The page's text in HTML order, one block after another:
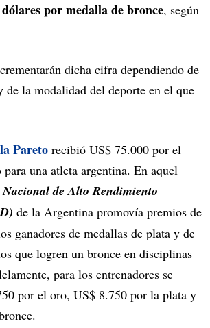
dólares por medalla de bronce, según
dicha cifra dependiendo de
de la modalidad del deporte en el que
Pareto recibió US$ 75.000 por el
una atleta argentina. En aquel
de Alto Rendimiento
de la Argentina promovía premios de
ganadores de medallas de plata y de
que logren un bronce en disciplinas
para los entrenadores se
por el oro, US$ 8.750 por la plata y